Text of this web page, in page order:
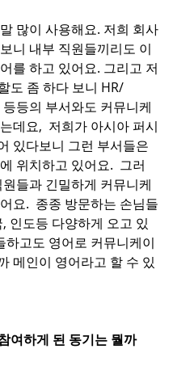
많이 사용해요. 저희 회사
니 내부 직원들끼리도 이
를 하고 있어요. 그리고 저
도 좀 하다 보니 HR/
등의 부서와도 커뮤니케
데요,  저희가 아시아 퍼시
있다보니 그런 부서들은
위치하고 있어요.  그러
들과 긴밀하게 커뮤니케
요.  종종 방문하는 손님들
인도등 다양하게 오고 있
하고도 영어로 커뮤니케이
메인이 영어라고 할 수 있
여하게 된 동기는 뭘까